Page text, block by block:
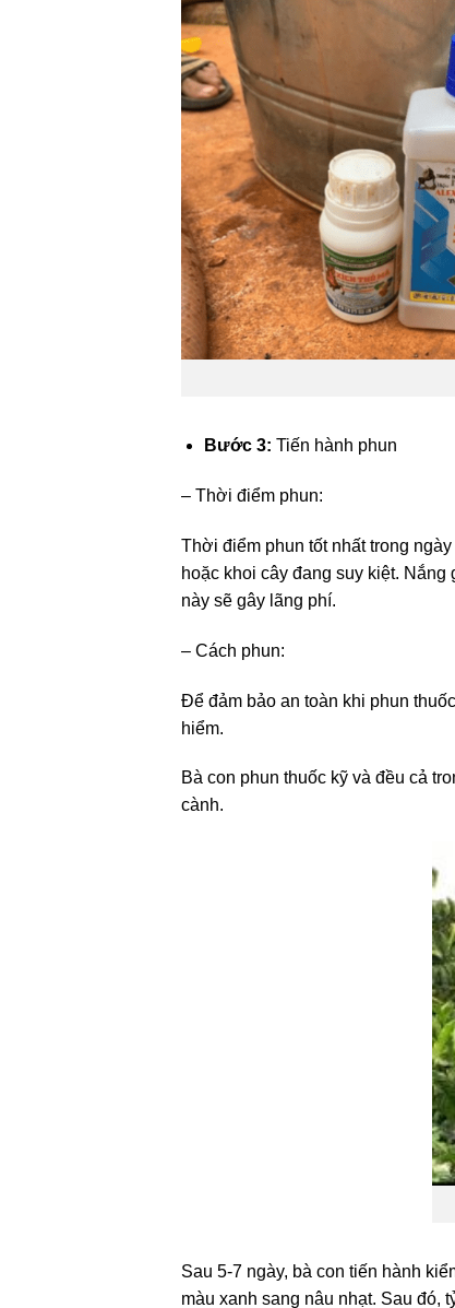
Bước 3: Tiến hành phun
– Thời điểm phun:
Thời điểm phun tốt nhất trong
hoặc khoi cây đang suy kiệt.
này sẽ gây lãng phí.
– Cách phun:
Để đảm bảo an toàn khi phun
hiểm.
Bà con phun thuốc kỹ và đều cả
cành.
Sau 5-7 ngày, bà con tiến hành
màu xanh sang nâu nhạt. Sau đó,